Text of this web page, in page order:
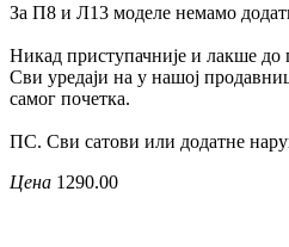
За П8 и Л13 моделе немамо
Никад приступачније и лакше до
Сви уредаји на у нашој
самог почетка.
ПС. Сви сатови или додатне
Цена 1290.00